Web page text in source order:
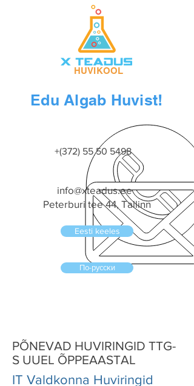
HUVIKOOL
Edu Algab Huvist!
+(372) 55 50 5498
info@xteadus.ee
Peterburi tee 44, Tallinn
Eesti keeles
По-русски
PÕNEVAD HUVIRINGID TTG-
S UUEL ÕPPEAASTAL
IT Valdkonna Huviringid